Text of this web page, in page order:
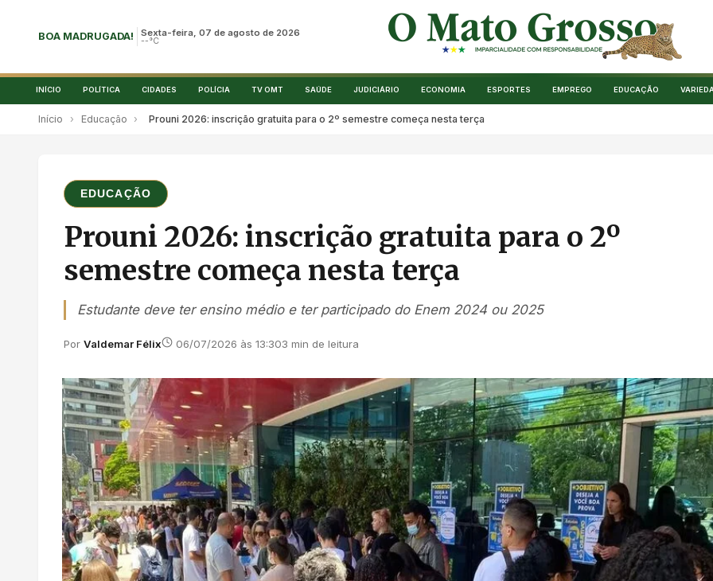
BOA MADRUGADA! Sexta-feira, 07 de agosto de 2026
--°C
INÍCIO POLÍTICA CIDADES POLÍCIA TV OMT SAÚDE JUDICIÁRIO ECONOMIA ESPORTES EMPREGO EDUCAÇÃO
Início › Educação › Prouni 2026: inscrição gratuita para o 2º semestre começa nesta terça
EDUCAÇÃO
Prouni 2026: inscrição gratuita para o 2º
semestre começa nesta terça
Estudante deve ter ensino médio e ter participado do Enem 2024 ou 2025
Por Valdemar Félix 06/07/2026 às 13:303 min de leitura